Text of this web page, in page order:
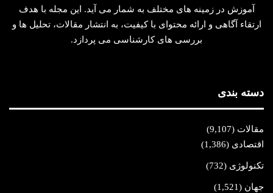
آموزش در زمینه‌ های مختلف به شمار می‌ آید. این مجله با هدف
ارتقاء آگاهی و ارائه محتوای با کیفیت، به انتشار مقالات، تحلیل‌ ها و
بررسی‌ های کارشناسی می‌ پردازد.
دسته بندی
مقالات (9,107)
اقتصادی (1,386)
تکنولوژی (732)
جهان (1,521)